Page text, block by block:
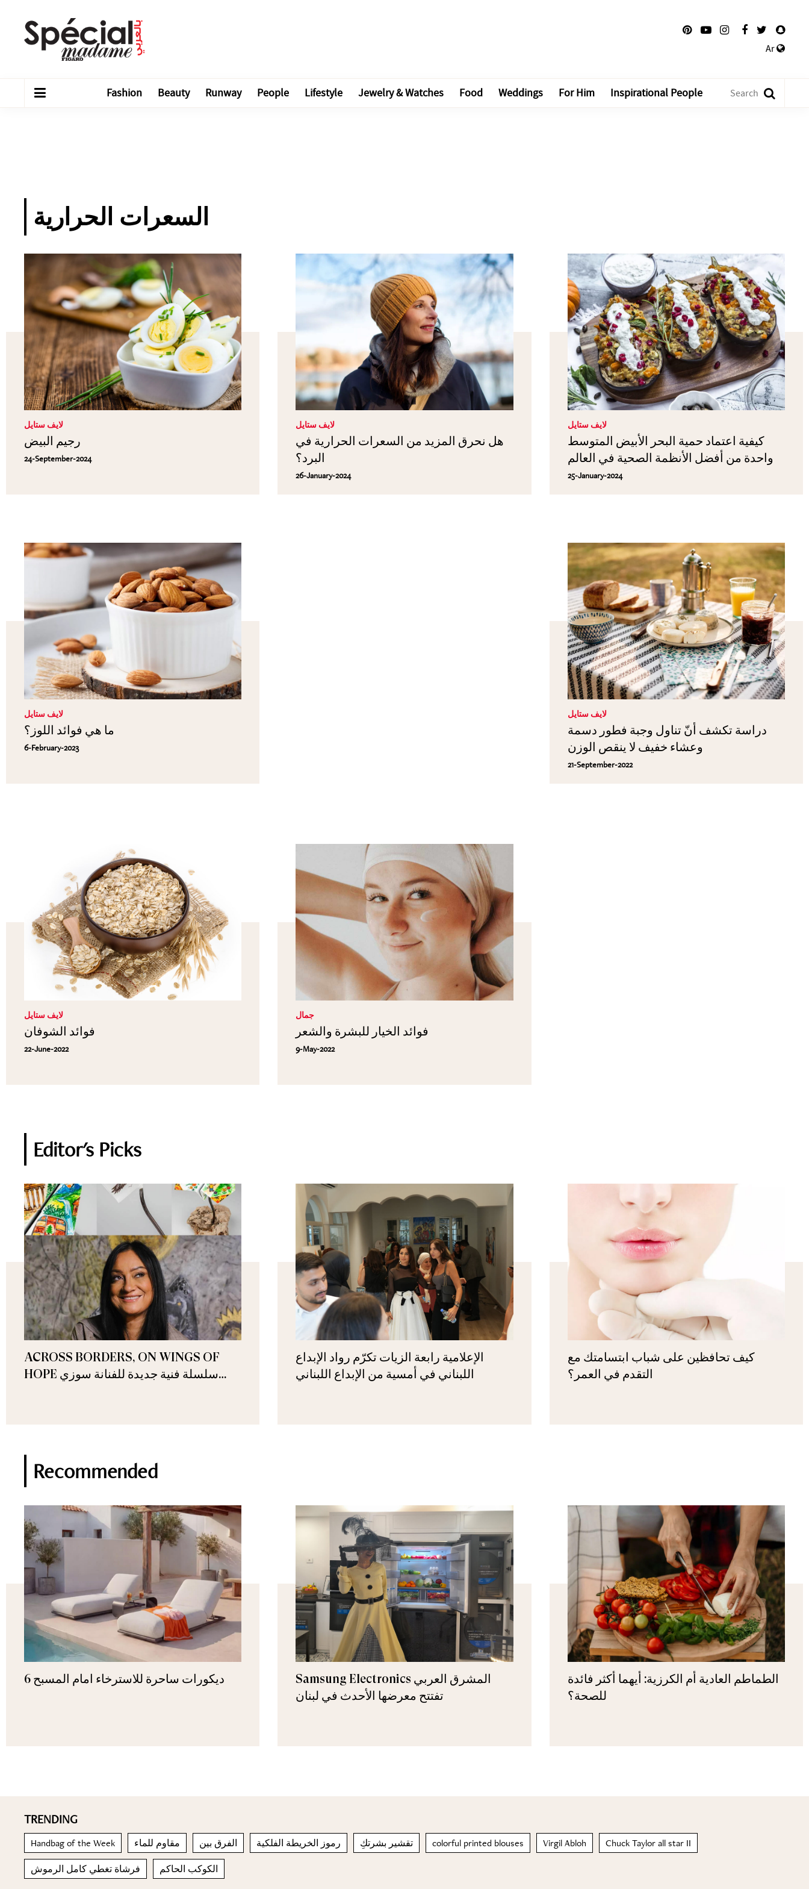
Ar
Fashion Beauty Runway People Lifestyle Jewelry & Watches Food Weddings For Him Inspirational People
السعرات الحرارية
لايف ستايل
رجيم البيض
24-September-2024
لايف ستايل
هل نحرق المزيد من السعرات الحرارية في
البرد؟
26-January-2024
لايف ستايل
كيفية اعتماد حمية البحر الأبيض المتوسط
واحدة من أفضل الأنظمة الصحية في العالم
25-January-2024
لايف ستايل
ما هي فوائد اللوز؟
6-February-2023
لايف ستايل
دراسة تكشف أنّ تناول وجبة فطور دسمة
وعشاء خفيف لا ينقص الوزن
21-September-2022
لايف ستايل
فوائد الشوفان
22-June-2022
جمال
فوائد الخيار للبشرة والشعر
9-May-2022
Editor's Picks
ACROSS BORDERS, ON WINGS OF
HOPE سلسلة فنية جديدة للفنانة سوزي
الإعلامية رابعة الزيات تكرّم رواد الإبداع
اللبناني في أمسية من الإبداع اللبناني
كيف تحافظين على شباب ابتسامتك مع
التقدم في العمر؟
Recommended
6 ديكورات ساحرة للاسترخاء امام المسبح
Samsung Electronics المشرق العربي
تفتتح معرضها الأحدث في لبنان
الطماطم العادية أم الكرزية: أيهما أكثر فائدة
للصحة؟
TRENDING
Handbag of the Week مقاوم للماء الفرق بين رموز الخريطة الفلكية تقشير بشرتكِ colorful printed blouses Virgil Abloh Chuck Taylor all star II
فرشاة تغطي كامل الرموش الكوكب الحاكم